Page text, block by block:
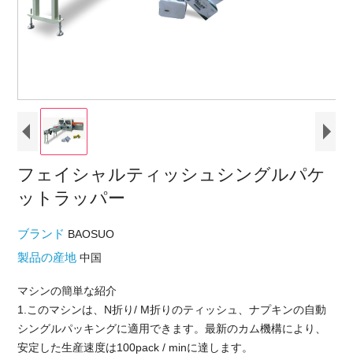
フェイシャルティッシュシングルパケ
ットラッパー
ブランド BAOSUO
製品の産地中国
マシンの簡単な紹介
1.このマシンは、N折り/ M折りのティッシュ、ナプキンの自動
シングルパッキングに適用できます。最新のカム機構により、
安定した生産速度は100pack / minに達します。